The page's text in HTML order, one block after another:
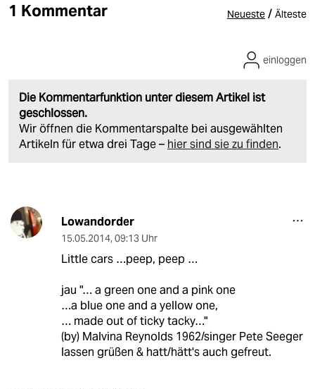
1 Kommentar Neueste / Älteste
Die Kommentarfunktion unter diesem Artikel ist
geschlossen.
Wir öffnen die Kommentarspalte bei ausgewählten
Artikeln für etwa drei Tage – hier sind sie zu finden.
einloggen
Lowandorder
15.05.2014, 09:13 Uhr
Little cars …peep, peep …
jau "… a green one and a pink one
…a blue one and a yellow one,
… made out of ticky tacky…"
(by) Malvina Reynolds 1962/singer Pete Seeger
lassen grüßen & hatt/hätt's auch gefreut.